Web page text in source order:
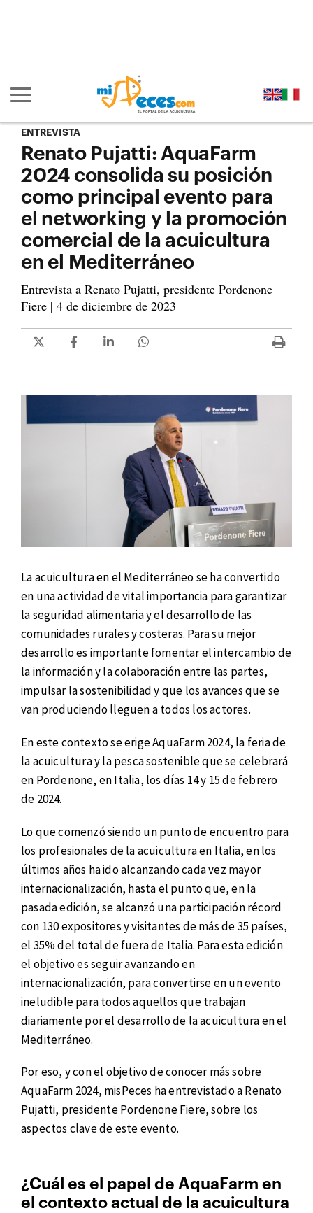
Mostrar/ocultar navegación principal
ENTREVISTA
Renato Pujatti: AquaFarm
2024 consolida su posición
como principal evento para
el networking y la promoción
comercial de la acuicultura
en el Mediterráneo
Entrevista a Renato Pujatti, presidente Pordenone
Fiere | 4 de diciembre de 2023
La acuicultura en el Mediterráneo se ha convertido
en una actividad de vital importancia para garantizar
la seguridad alimentaria y el desarrollo de las
comunidades rurales y costeras. Para su mejor
desarrollo es importante fomentar el intercambio de
la información y la colaboración entre las partes,
impulsar la sostenibilidad y que los avances que se
van produciendo lleguen a todos los actores.
En este contexto se erige AquaFarm 2024, la feria de
la acuicultura y la pesca sostenible que se celebrará
en Pordenone, en Italia, los días 14 y 15 de febrero
de 2024.
Lo que comenzó siendo un punto de encuentro para
los profesionales de la acuicultura en Italia, en los
últimos años ha ido alcanzando cada vez mayor
internacionalización, hasta el punto que, en la
pasada edición, se alcanzó una participación récord
con 130 expositores y visitantes de más de 35 países,
el 35% del total de fuera de Italia. Para esta edición
el objetivo es seguir avanzando en
internacionalización, para convertirse en un evento
ineludible para todos aquellos que trabajan
diariamente por el desarrollo de la acuicultura en el
Mediterráneo.
Por eso, y con el objetivo de conocer más sobre
AquaFarm 2024, misPeces ha entrevistado a Renato
Pujatti, presidente Pordenone Fiere, sobre los
aspectos clave de este evento.
¿Cuál es el papel de AquaFarm en
el contexto actual de la acuicultura